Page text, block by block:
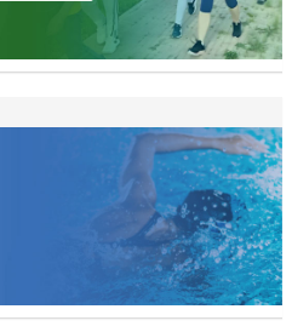
Terzjus: prima riunione a